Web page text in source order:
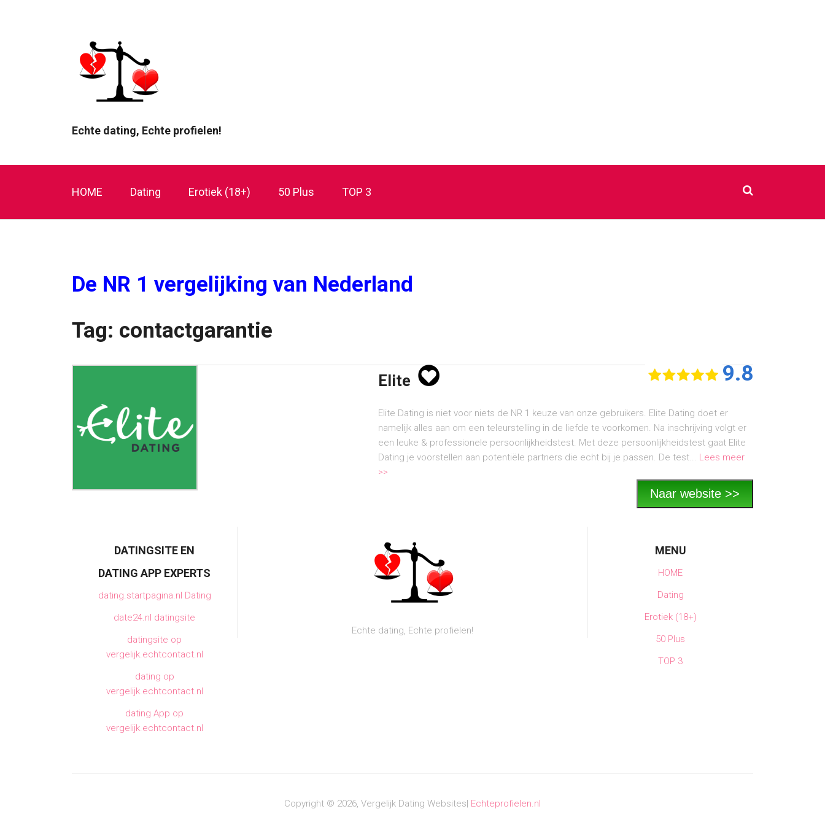
Echte dating, Echte profielen!
HOME Dating Erotiek (18+) 50 Plus TOP 3
De NR 1 vergelijking van Nederland
Tag: contactgarantie
Elite 9.8
Elite Dating is niet voor niets de NR 1 keuze van onze gebruikers. Elite Dating doet er
namelijk alles aan om een teleurstelling in de liefde te voorkomen. Na inschrijving volgt er
een leuke & professionele persoonlijkheidstest. Met deze persoonlijkheidstest gaat Elite
Dating je voorstellen aan potentiële partners die echt bij je passen. De test... Lees meer
>>
Naar website >>
DATINGSITE EN
DATING APP EXPERTS
dating.startpagina.nl Dating
date24.nl datingsite
datingsite op
vergelijk.echtcontact.nl
dating op
vergelijk.echtcontact.nl
dating App op
vergelijk.echtcontact.nl
MENU
HOME
Dating
Erotiek (18+)
50 Plus
TOP 3
Echte dating, Echte profielen!
Copyright © 2026, Vergelijk Dating Websites| Echteprofielen.nl